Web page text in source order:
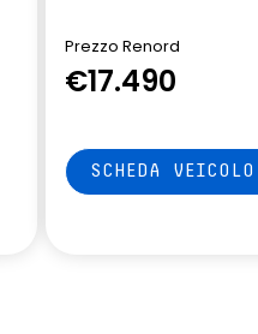
Prezzo Renord
€17.490
SCHEDA VEICOLO